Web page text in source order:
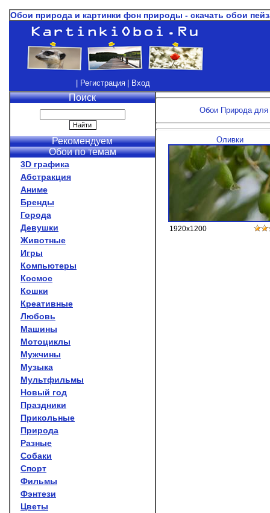
Обои природа и картинки фон природы - скачать обои
| Регистрация | Вход
Поиск
Рекомендуем
Обои по темам
3D графика
Абстракция
Аниме
Бренды
Города
Девушки
Животные
Игры
Компьютеры
Космос
Кошки
Креативные
Любовь
Машины
Мотоциклы
Мужчины
Музыка
Мультфильмы
Новый год
Праздники
Прикольные
Природа
Разные
Собаки
Спорт
Фильмы
Фэнтези
Цветы
Обои Природа для
Оливки
1920x1200